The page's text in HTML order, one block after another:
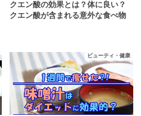
クエン酸の効果とは？体に良い？
クエン酸が含まれる意外な食べ物
ビューティ・健康